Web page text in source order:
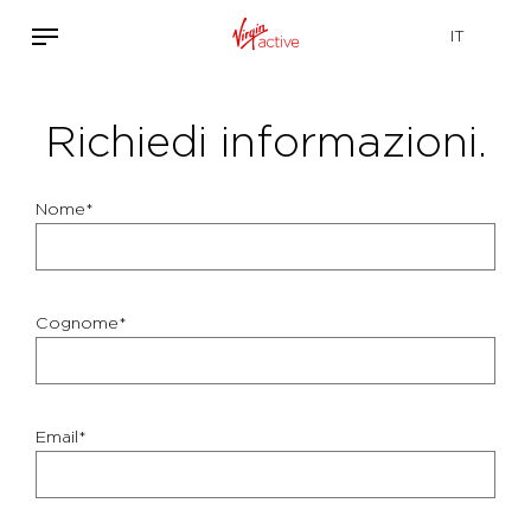
Richiedi informazioni.
Nome*
Cognome*
Email*